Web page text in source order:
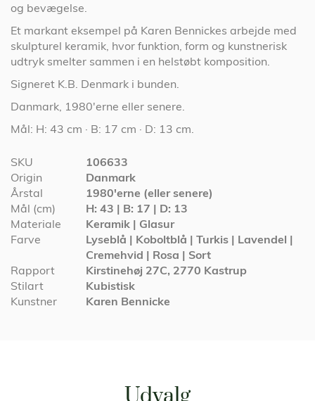
og bevægelse.
Et markant eksempel på Karen Bennickes arbejde med
skulpturel keramik, hvor funktion, form og kunstnerisk
udtryk smelter sammen i en helstøbt komposition.
Signeret K.B. Denmark i bunden.
Danmark, 1980'erne eller senere.
Mål: H: 43 cm · B: 17 cm · D: 13 cm.
Specifikationer
SKU
106633
Origin
Danmark
Årstal
1980'erne (eller senere)
Mål (cm)
H: 43 | B: 17 | D: 13
Materiale
Keramik | Glasur
Farve
Lyseblå | Koboltblå | Turkis | Lavendel |
Cremehvid | Rosa | Sort
Rapport
Kirstinehøj 27C, 2770 Kastrup
Stilart
Kubistisk
Kunstner
Karen Bennicke